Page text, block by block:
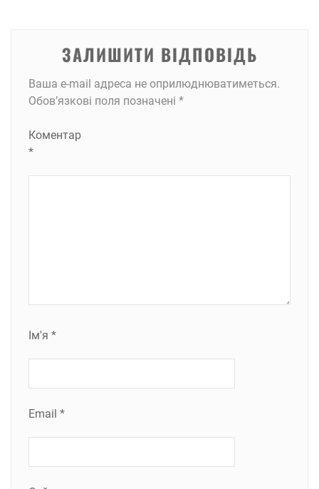
ЗАЛИШИТИ ВІДПОВІДЬ
Ваша e-mail адреса не оприлюднюватиметься.
Обов’язкові поля позначені *
Коментар
*
Ім'я *
Email *